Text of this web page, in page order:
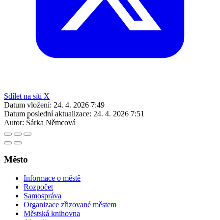
Sdílet na síti X
Datum vložení: 24. 4. 2026 7:49
Datum poslední aktualizace: 24. 4. 2026 7:51
Autor: Šárka Němcová
Město
Informace o městě
Rozpočet
Samospráva
Organizace zřizované městem
Městská knihovna